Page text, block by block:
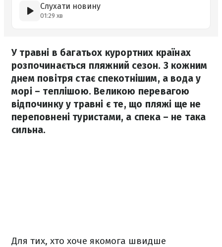
Слухати новину
01:29 хв
У травні в багатьох курортних країнах
розпочинається пляжний сезон. З кожним
днем повітря стає спекотнішим, а вода у
морі – теплішою. Великою перевагою
відпочинку у травні є те, що пляжі ще не
переповнені туристами, а спека – не така
сильна.
Для тих, хто хоче якомога швидше